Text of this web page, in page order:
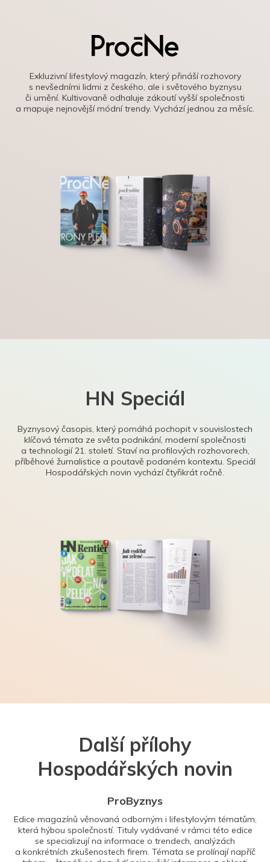
Exkluzivní lifestylový magazín, který přináší rozhovory
s nevšedními lidmi z českého, ale i světového byznysu
či umění. Kultivovaně odhaluje zákoutí vyšší společnosti
a mapuje nejnovější módní trendy. Vychází jednou za měsíc.
HN Speciál
Byznysový časopis, který pomáhá pochopit v souvislostech
klíčová témata ze světa podnikání, moderní společnosti
a technologií 21. století. Staví na profilových rozhovorech,
příběhové žurnalistice a poutavě podaném kontextu. Speciál
Hospodářských novin vychází čtyřikrát ročně.
Další přílohy
Hospodářských novin
ProByznys
Edice magazínů věnovaná odborným i lifestylovým tématům,
která hýbou společností. Tituly vydávané v rámci této edice
se specializují na informace o trendech, analýzách
a konkrétních zkušenostech firem. Témata se prolínají napříč